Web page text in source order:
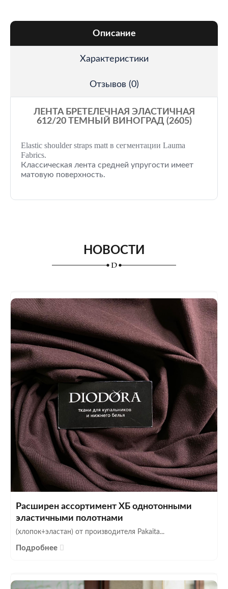
Описание
Характеристики
Отзывов (0)
ЛЕНТА БРЕТЕЛЕЧНАЯ ЭЛАСТИЧНАЯ
612/20 ТЕМНЫЙ ВИНОГРАД (2605)
Elastic shoulder straps matt в сегментации Lauma
Fabrics.
Классическая лента средней упругости имеет
матовую поверхность.
НОВОСТИ
Расширен ассортимент ХБ однотонными
эластичными полотнами
(хлопок+эластан) от производителя Pakaita...
Подробнее